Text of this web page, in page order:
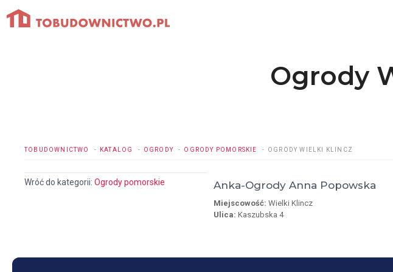
Przejdź
do
Ogrody
TOBUDOWNICTWO KATALOG OGRODY OGRODY POMORSKIE OGRODY WIELKI KLINCZ
Wróć do kategorii: Ogrody pomorskie Anka-Ogrody Anna Popowska
Miejscowość: Wielki Klincz
Ulica: Kaszubska 4